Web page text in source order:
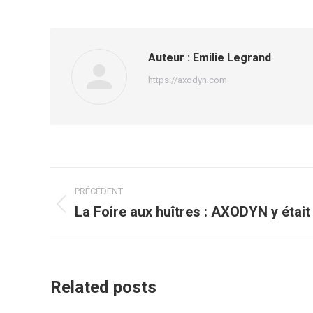
Auteur : Emilie Legrand
https://axodyn.com
Navigation
article
PRÉCÉDENT
Article
La Foire aux huîtres : AXODYN y était
Related posts